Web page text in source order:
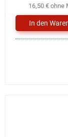
16,50 € ohne